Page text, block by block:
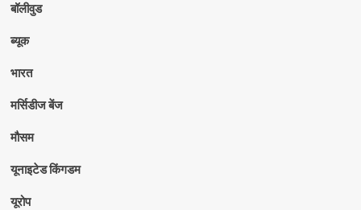
बॉलीवुड
ब्यूक
भारत
मर्सिडीज बेंज
मौसम
यूनाइटेड किंगडम
यूरोप